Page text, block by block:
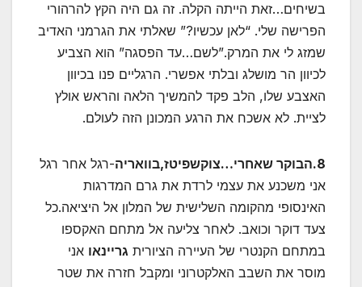
בשיחים…זאת הייתה הקלה. זה גם היה הקץ להרהורי
הפרישה שלי. “לאן עכשיו?” שאלתי את הגרמני האדיב
שמזג לי את המרק.”לשם…עד הפסגה” הוא הצביע
לכיוון הר מושלג ובלתי אפשרי. הרגליים פנו בכיוון
האצבע שלו, הלב פקד להמשיך הלאה והראש אולץ
לציית. לא אשכח את הרגע המכונן הזה לעולם.
8.הבוקר שאחרי…צוקשפיטז,בוואריה
-רגל אחר רגל
אני משכנע את עצמי לרדת את גרם המדרגות
האינסופי מהקומה השלישית של המלון אל היציאה.כל
צעד דוקר וכואב. לאחר צליעה אל מתחם האקספו
במתחם הקנטרי של העיירה הציורית גריינאו אני
מוסר את השבב האלקטרוני ומקבל חזרה את שטר